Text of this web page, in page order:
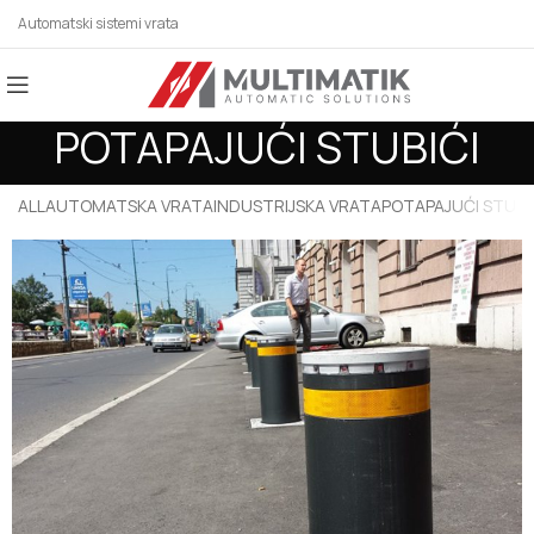
Automatski sistemi vrata
POTAPAJUĆI STUBIĆI
ALLAUTOMATSKA VRATAINDUSTRIJSKA VRATAPOTAPAJUĆI